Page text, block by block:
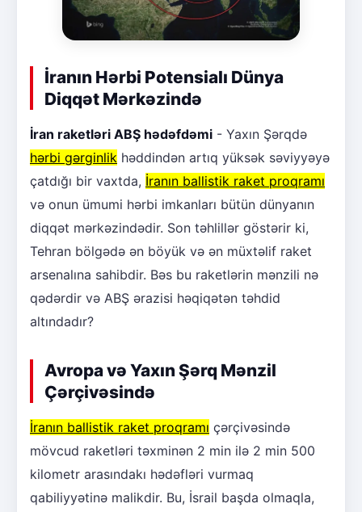
İranın Hərbi Potensialı Dünya
Diqqət Mərkəzində
İran raketləri ABŞ hədəfdəmi - Yaxın Şərqdə
hərbi gərginlik həddindən artıq yüksək səviyyəyə
çatdığı bir vaxtda, İranın ballistik raket proqramı
və onun ümumi hərbi imkanları bütün dünyanın
diqqət mərkəzindədir. Son təhlillər göstərir ki,
Tehran bölgədə ən böyük və ən müxtəlif raket
arsenalına sahibdir. Bəs bu raketlərin mənzili nə
qədərdir və ABŞ ərazisi həqiqətən təhdid
altındadır?
Avropa və Yaxın Şərq Mənzil
Çərçivəsində
İranın ballistik raket proqramı çərçivəsində
mövcud raketləri təxminən 2 min ilə 2 min 500
kilometr arasındakı hədəfləri vurmaq
qabiliyyətinə malikdir. Bu, İsrail başda olmaqla,